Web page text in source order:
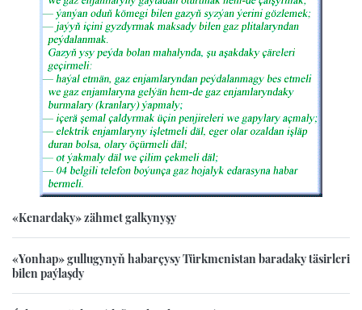
«Kenardaky» zähmet galkynyşy
«Yonhap» gullugynyň habarçysy Türkmenistan baradaky täsirleri
bilen paýlaşdy